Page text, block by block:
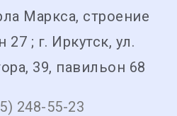
Маркса, строение
; г. Иркутск, ул.
39, павильон 68
248-55-23